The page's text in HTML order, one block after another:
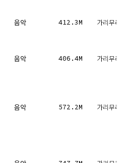
음악 412.3M 가리무레
음악 406.4M 가리무레
음악 572.2M 가리무레